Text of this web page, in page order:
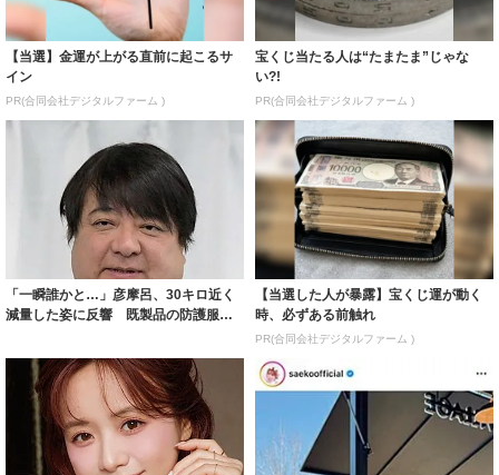
【当選】金運が上がる直前に起こるサ
イン
PR(合同会社デジタルファーム )
宝くじ当たる人は“たまたま”じゃな
い?!
PR(合同会社デジタルファーム )
「一瞬誰かと…」彦摩呂、30キロ近く
減量した姿に反響 既製品の防護服が
【当選した人が暴露】宝くじ運が動く
時、必ずある前触れ
PR(合同会社デジタルファーム )